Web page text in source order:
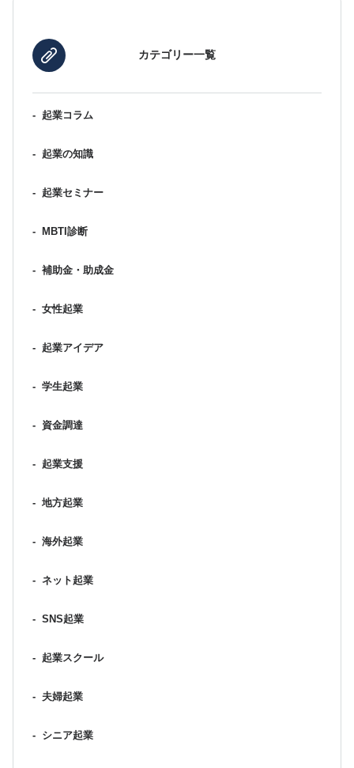
カテゴリー一覧
- 起業コラム
- 起業の知識
- 起業セミナー
- MBTI診断
- 補助金・助成金
- 女性起業
- 起業アイデア
- 学生起業
- 資金調達
- 起業支援
- 地方起業
- 海外起業
- ネット起業
- SNS起業
- 起業スクール
- 夫婦起業
- シニア起業